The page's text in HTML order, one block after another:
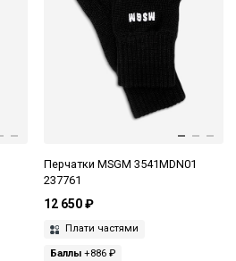
Перчатки MSGM 3541MDN01
237761
12 650 ₽
Плати частями
Баллы+886 ₽